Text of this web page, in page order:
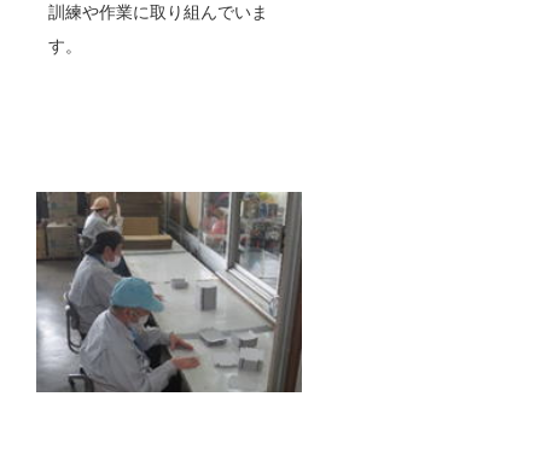
訓練や作業に取り組んでいま
す。